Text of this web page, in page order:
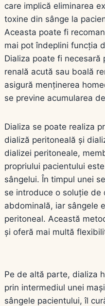
care implică eliminarea
toxine din sânge la
Aceasta poate fi
mai pot îndeplini funcția
Dializa poate fi necesară
renală acută sau boală
asigură menținerea
se previne acumularea
Dializa se poate realiza
dializă peritoneală și
dializei peritoneale,
propriului pacientului
sângelui. În timpul unei
se introduce o soluție de
abdominală, iar sângele
peritoneal. Această
și oferă mai multă
Pe de altă parte, dializa
prin intermediul unei
sângele pacientului, îl